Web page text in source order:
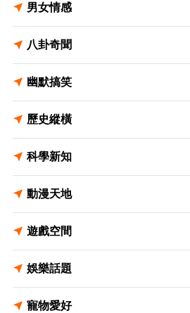
男女情感
八卦奇聞
幽默搞笑
歷史縱橫
科學新知
動漫天地
遊戲空間
娛樂話題
寵物愛好